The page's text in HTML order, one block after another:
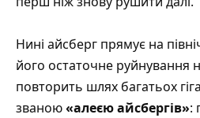
Нині айсберг прямує на
його остаточне руйнування
повторить шлях багатьох
званою«алеєю айсбергів»: